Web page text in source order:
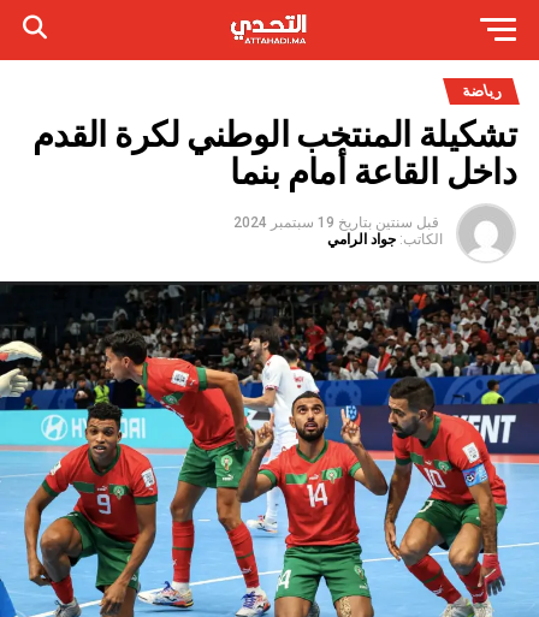
رياضة
تشكيلة المنتخب الوطني لكرة القدم
داخل القاعة أمام بنما
قبل سنتين بتاريخ 19 سبتمبر 2024
الكاتب: جواد الرامي